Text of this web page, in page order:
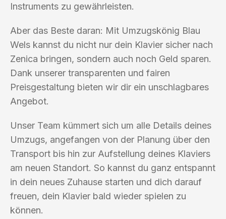
Instruments zu gewährleisten.
Aber das Beste daran: Mit Umzugskönig Blau
Wels kannst du nicht nur dein Klavier sicher nach
Zenica bringen, sondern auch noch Geld sparen.
Dank unserer transparenten und fairen
Preisgestaltung bieten wir dir ein unschlagbares
Angebot.
Unser Team kümmert sich um alle Details deines
Umzugs, angefangen von der Planung über den
Transport bis hin zur Aufstellung deines Klaviers
am neuen Standort. So kannst du ganz entspannt
in dein neues Zuhause starten und dich darauf
freuen, dein Klavier bald wieder spielen zu
können.